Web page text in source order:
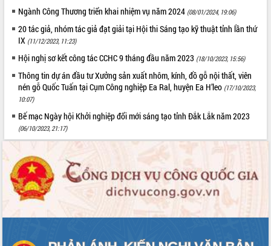
Ngành Công Thương triển khai nhiệm vụ năm 2024 (08/01/2024, 19:06)
20 tác giả, nhóm tác giả đạt giải tại Hội thi Sáng tạo kỹ thuật tỉnh lần thứ
IX (11/12/2023, 11:23)
Hội nghị sơ kết công tác CCHC 9 tháng đầu năm 2023 (18/10/2023, 15:56)
Thông tin dự án đầu tư Xưởng sản xuất nhôm, kính, đồ gỗ nội thất, viên
nén gỗ Quốc Tuấn tại Cụm Công nghiệp Ea Ral, huyện Ea H’leo (17/10/2023,
10:07)
Bế mạc Ngày hội Khởi nghiệp đổi mới sáng tạo tỉnh Đắk Lắk năm 2023
(06/10/2023, 21:17)